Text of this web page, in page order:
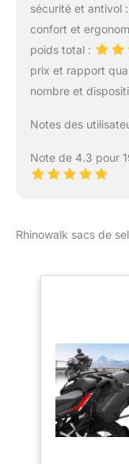
sécurité et antivol :
confort et
poids total :
prix et rapport
nombre et
Notes des
Note de 4.3 pour
Rhinowalk sacs de